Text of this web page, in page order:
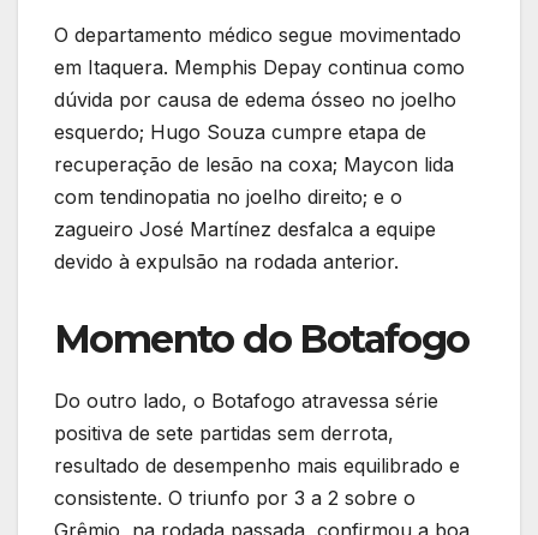
O departamento médico segue movimentado
em Itaquera. Memphis Depay continua como
dúvida por causa de edema ósseo no joelho
esquerdo; Hugo Souza cumpre etapa de
recuperação de lesão na coxa; Maycon lida
com tendinopatia no joelho direito; e o
zagueiro José Martínez desfalca a equipe
devido à expulsão na rodada anterior.
Momento do Botafogo
Do outro lado, o Botafogo atravessa série
positiva de sete partidas sem derrota,
resultado de desempenho mais equilibrado e
consistente. O triunfo por 3 a 2 sobre o
Grêmio, na rodada passada, confirmou a boa